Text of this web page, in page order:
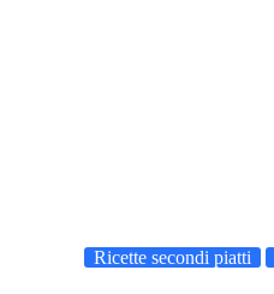
Ricette secondi piatti